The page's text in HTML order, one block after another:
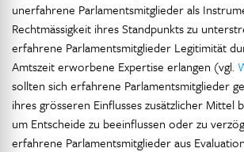
unerfahrene Parlamentsmitglieder als
Rechtmässigkeit ihres Standpunkts zu
erfahrene Parlamentsmitglieder Legitimität
Amtszeit erworbene Expertise erlangen (vgl.
sollten sich erfahrene Parlamentsmitglieder
ihres grösseren Einflusses zusätzlicher Mittel
um Entscheide zu beeinflussen oder zu
erfahrene Parlamentsmitglieder aus